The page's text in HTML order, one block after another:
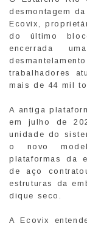
desmontagem
Ecovix,
do último
encerrada
trabalhadores
mais de 44 mil
A antiga
em julho de
unidade do
o novo
plataformas da
de aço
estruturas da
dique seco.
A Ecovix